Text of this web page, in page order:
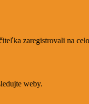
zaregistrovali na
weby.